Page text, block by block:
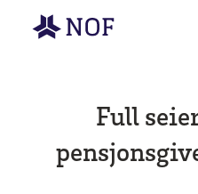
Gå til forsiden
Full